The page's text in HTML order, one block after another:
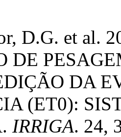
D.G. et al.
DE
DA
(ET0):
IRRIGA. 24,